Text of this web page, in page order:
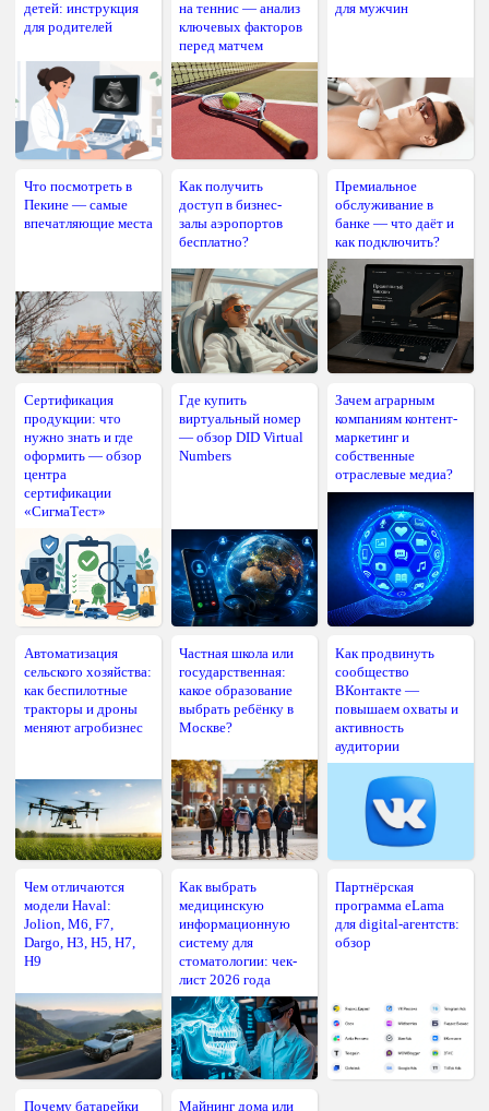
детей: инструкция
для родителей
на теннис — анализ
ключевых факторов
перед матчем
для мужчин
Что посмотреть в
Пекине — самые
впечатляющие места
Как получить
доступ в бизнес-
залы аэропортов
бесплатно?
Премиальное
обслуживание в
банке — что даёт и
как подключить?
Сертификация
продукции: что
нужно знать и где
оформить — обзор
центра
сертификации
«СигмаТест»
Где купить
виртуальный номер
— обзор DID Virtual
Numbers
Зачем аграрным
компаниям контент-
маркетинг и
собственные
отраслевые медиа?
Автоматизация
сельского хозяйства:
как беспилотные
тракторы и дроны
меняют агробизнес
Частная школа или
государственная:
какое образование
выбрать ребёнку в
Москве?
Как продвинуть
сообщество
ВКонтакте —
повышаем охваты и
активность
аудитории
Чем отличаются
модели Haval:
Jolion, M6, F7,
Dargo, H3, H5, H7,
H9
Как выбрать
медицинскую
информационную
систему для
стоматологии: чек-
лист 2026 года
Партнёрская
программа eLama
для digital-агентств:
обзор
Почему батарейки Майнинг дома или